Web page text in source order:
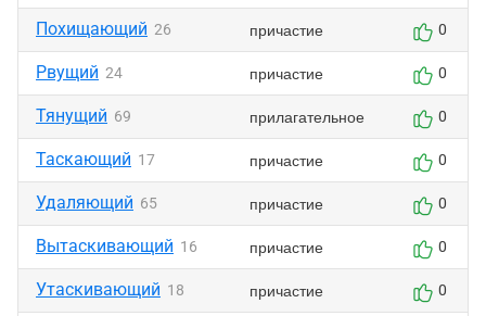
Похищающий 26 причастие 0
Рвущий 24 причастие 0
Тянущий 69 прилагательное 0
Таскающий 17 причастие 0
Удаляющий 65 причастие 0
Вытаскивающий 16 причастие 0
Утаскивающий 18 причастие 0